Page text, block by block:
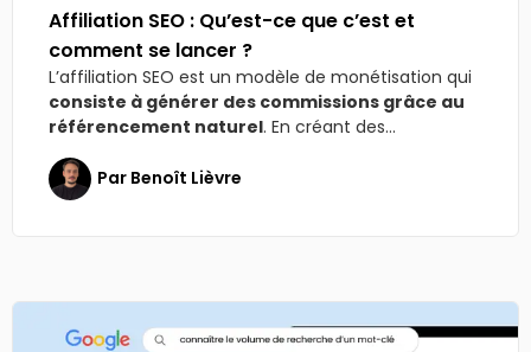
Affiliation SEO : Qu’est-ce que c’est et
comment se lancer ?
L’affiliation SEO est un modèle de monétisation qui
consiste à générer des commissions grâce au
référencement naturel. En créant des...
Par Benoît Lièvre